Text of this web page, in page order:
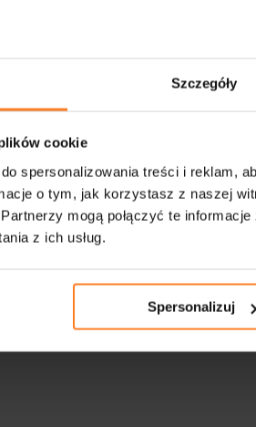
Szczegóły
cookie
spersonalizowania treści i reklam,
o tym, jak korzystasz z naszej
mogą połączyć te
z ich usług.
Spersonalizuj